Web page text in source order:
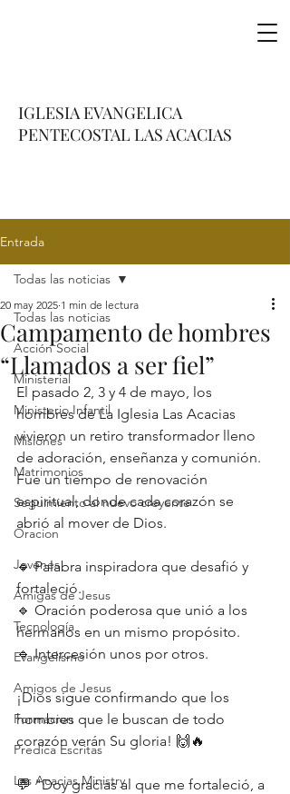
IGLESIA EVANGELICA
PENTECOSTAL LAS ACACIAS
Entrada
Todas las noticias
Acción Social
Ministerial
Ministerio Infantil
Misiones
Matrimonios
Seguimiento al nuevo creyente
Oracion
Jovenes
Amigas de Jesus
Tecnología
Evangelismo
Amigos de Jesus
Formacion
Predica Escritas
Las Acacias Ministry
Todas las noticias
Campamento de hombres
“Llamados a ser fiel”
20 may 2025 1 min de lectura
El pasado 2, 3 y 4 de mayo, los
hombres de La Iglesia Las Acacias
vivieron un retiro transformador lleno
de adoración, enseñanza y comunión.
Fue un tiempo de renovación
espiritual, donde cada corazón se
abrió al mover de Dios.
🔹 Palabra inspiradora que desafió y
fortaleció.
🔹 Oración poderosa que unió a los
hermanos en un mismo propósito.
🔹 Intercesión unos por otros.
¡Dios sigue confirmando que los
hombres que le buscan de todo
corazón verán Su gloria! 🙌🔥
💬 "Doy gracias al que me fortaleció, a